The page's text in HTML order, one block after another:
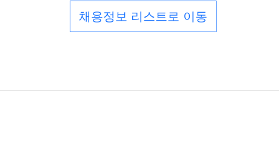
채용정보 리스트로 이동